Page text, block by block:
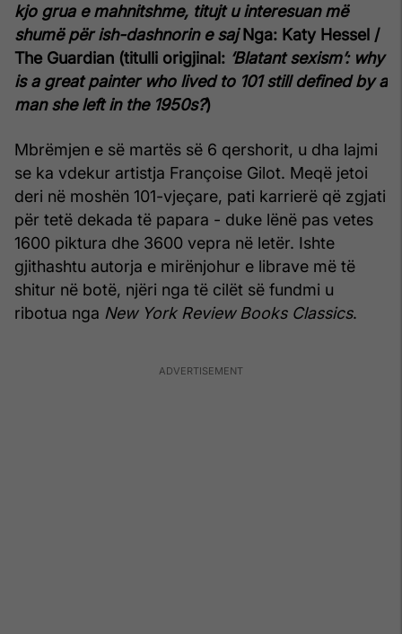
kjo grua e mahnitshme, titujt u interesuan më
shumë për ish-dashnorin e saj Nga: Katy Hessel /
The Guardian (titulli origjinal: ‘Blatant sexism’: why
is a great painter who lived to 101 still defined by a
man she left in the 1950s?)
Mbrëmjen e së martës së 6 qershorit, u dha lajmi
se ka vdekur artistja Françoise Gilot. Meqë jetoi
deri në moshën 101-vjeçare, pati karrierë që zgjati
për tetë dekada të papara - duke lënë pas vetes
1600 piktura dhe 3600 vepra në letër. Ishte
gjithashtu autorja e mirënjohur e librave më të
shitur në botë, njëri nga të cilët së fundmi u
ribotua nga New York Review Books Classics.